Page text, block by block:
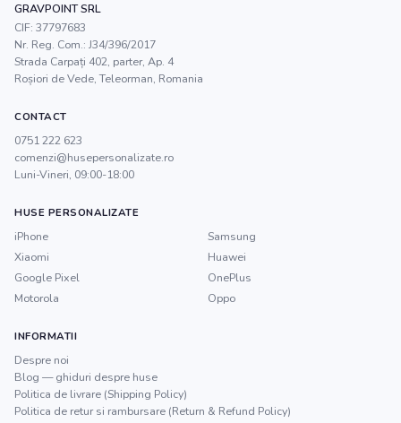
GRAVPOINT SRL
CIF: 37797683
Nr. Reg. Com.: J34/396/2017
Strada Carpați 402, parter, Ap. 4
Roșiori de Vede,Teleorman, Romania
CONTACT
0751 222 623
comenzi@husepersonalizate.ro
Luni-Vineri, 09:00-18:00
HUSE PERSONALIZATE
iPhone
Samsung
Xiaomi
Huawei
Google Pixel
OnePlus
Motorola
Oppo
INFORMATII
Despre noi
Blog — ghiduri despre huse
Politica de livrare (Shipping Policy)
Politica de retur si rambursare (Return & Refund Policy)